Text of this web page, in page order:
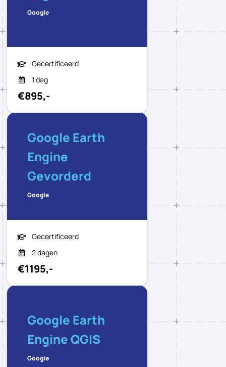
Google
Gecertificeerd
1 dag
€895,-
Google Earth
Engine
Gevorderd
Google
Gecertificeerd
2 dagen
€1195,-
Google Earth
Engine QGIS
Google